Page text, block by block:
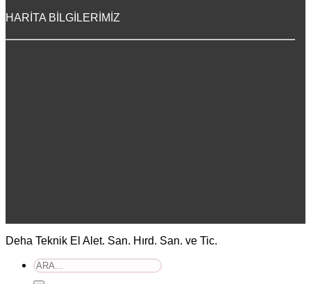
HARİTA BİLGİLERİMİZ
Deha Teknik El Alet. San. Hırd. San. ve Tic.
Ara: